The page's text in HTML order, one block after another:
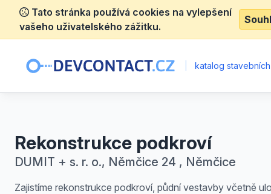
Tato stránka používá cookies na vylepšení
vašeho uživatelského zážitku.
katalog
Rekonstrukce podkroví
DUMIT + s. r. o., Němčice 24 , Němčice
Zajistíme rekonstrukce podkroví, půdní vestavby včetně